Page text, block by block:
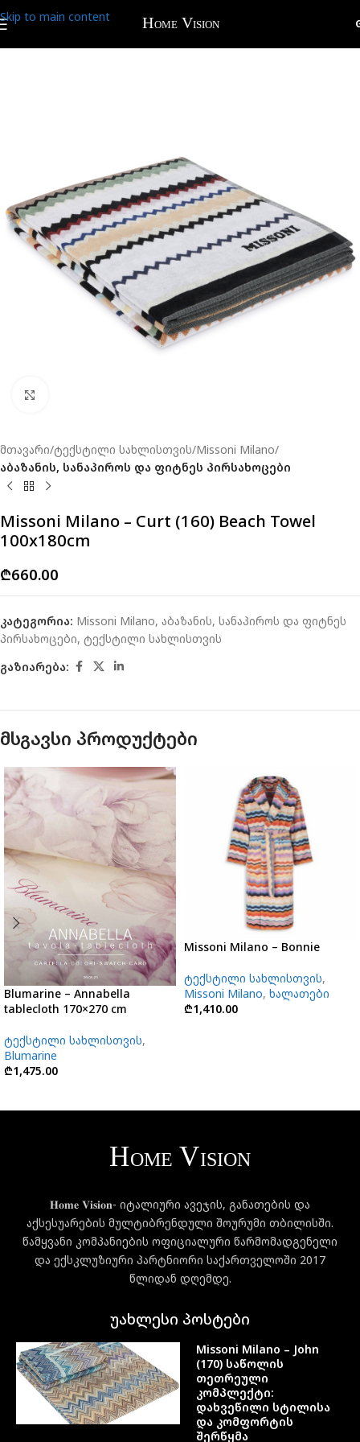
Skip to main content
მთავარი ტექსტილი სახლისთვის Missoni Milano
აბაზანის, სანაპიროს და ფიტნეს პირსახოცები
Missoni Milano – Curt (160) Beach Towel
100x180cm
₾660.00
კატეგორია: Missoni Milano, აბაზანის, სანაპიროს და ფიტნეს
პირსახოცები, ტექსტილი სახლისთვის
გაზიარება:
მსგავსი პროდუქტები
Blumarine – Annabella
tablecloth 170×270 cm
ტექსტილი სახლისთვის,
Blumarine
₾1,475.00
Missoni Milano – Bonnie
ტექსტილი სახლისთვის,
Missoni Milano, ხალათები
₾1,410.00
𝐇𝐨𝐦𝐞 𝐕𝐢𝐬𝐢𝐨𝐧- იტალიური ავეჯის, განათების და
აქსესუარების მულტიბრენდული შოურუმი თბილისში.
წამყვანი კომპანიების ოფიციალური წარმომადგენელი
და ექსკლუზიური პარტნიორი საქართველოში 2017
წლიდან დღემდე.
უახლესი პოსტები
Missoni Milano – John
(170) საწოლის
თეთრეული
კომპლექტი:
დახვეწილი სტილისა
და კომფორტის
შერწყმა